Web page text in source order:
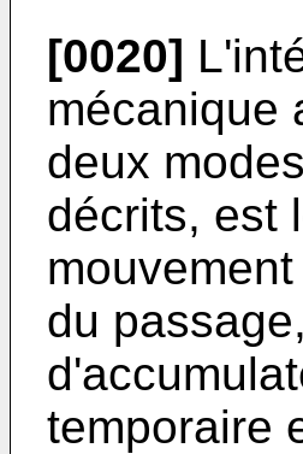
[0020]
mécanique
deux
décrits, est
du
temporaire